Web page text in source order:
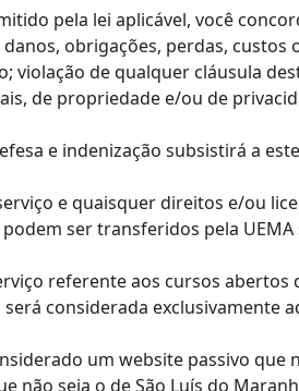
pela lei aplicável, você
obrigações, perdas,
violação de qualquer cláusula
de propriedade e/ou de
e indenização subsistirá a
e quaisquer direitos e/ou
ser transferidos pela
referente aos cursos abertos
será considerada exclusivamente
um website passivo
não seja o de São Luís do